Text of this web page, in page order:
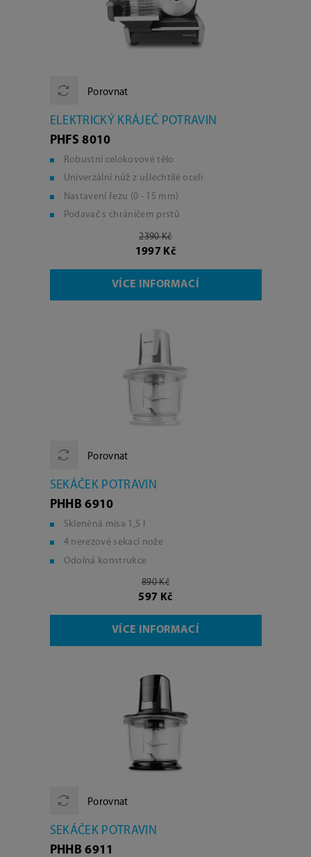
Porovnat
ELEKTRICKÝ KRÁJEČ POTRAVIN
PHFS 8010
Robustní celokovové tělo
Univerzální nůž z ušlechtilé oceli
Nastavení řezu (0 - 15 mm)
Podavač s chráničem prstů
2390 Kč
1997 Kč
VÍCE INFORMACÍ
Porovnat
SEKÁČEK POTRAVIN
PHHB 6910
Skleněná mísa 1,5 l
4 nerezové sekací nože
Odolná konstrukce
890 Kč
597 Kč
VÍCE INFORMACÍ
Porovnat
SEKÁČEK POTRAVIN
PHHB 6911